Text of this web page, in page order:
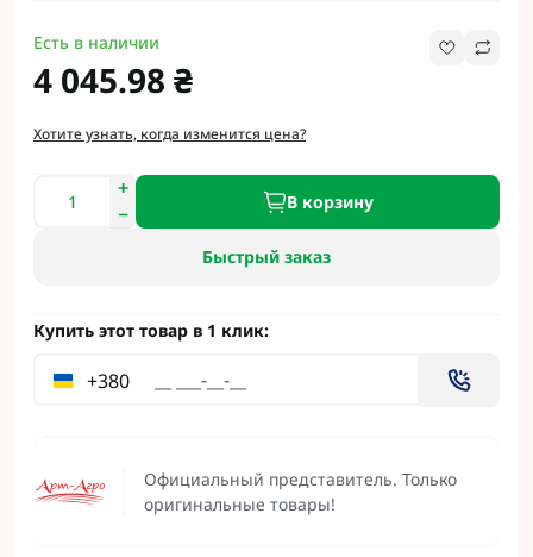
Официальный представитель. Только
оригинальные товары!
Есть в наличии
4 045.98 ₴
Хотите узнать, когда изменится цена?
В корзину
Быстрый заказ
Купить этот товар в 1 клик:
+380